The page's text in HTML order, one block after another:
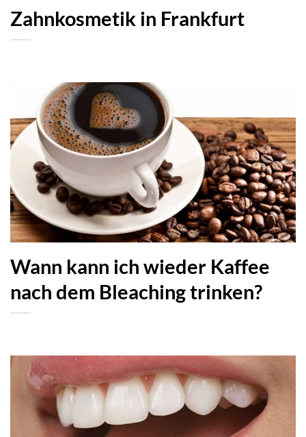
Zahnkosmetik in Frankfurt
Wann kann ich wieder Kaffee
nach dem Bleaching trinken?